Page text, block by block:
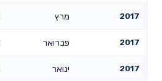
2017 מרץ
2017 פברואר
2017 ינואר